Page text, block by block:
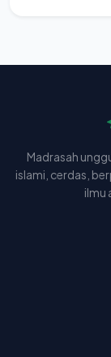
Madrasah
islami, cerdas,
ilmu